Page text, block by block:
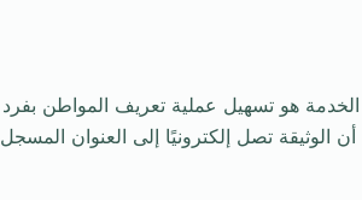
هو تسهيل عملية تعريف المواطن
أن الوثيقة تصل إلكترونيًا إلى العنوان